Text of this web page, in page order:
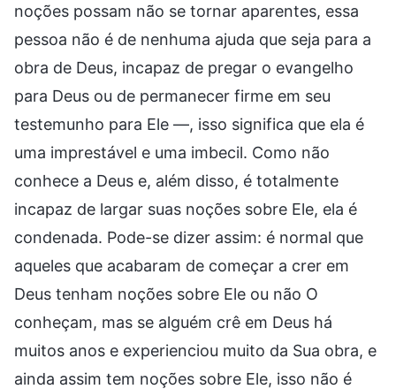
noções possam não se tornar aparentes, essa
pessoa não é de nenhuma ajuda que seja para a
obra de Deus, incapaz de pregar o evangelho
para Deus ou de permanecer firme em seu
testemunho para Ele —, isso significa que ela é
uma imprestável e uma imbecil. Como não
conhece a Deus e, além disso, é totalmente
incapaz de largar suas noções sobre Ele, ela é
condenada. Pode-se dizer assim: é normal que
aqueles que acabaram de começar a crer em
Deus tenham noções sobre Ele ou não O
conheçam, mas se alguém crê em Deus há
muitos anos e experienciou muito da Sua obra, e
ainda assim tem noções sobre Ele, isso não é